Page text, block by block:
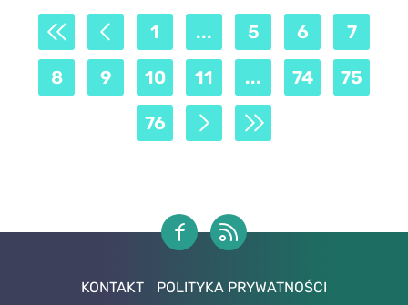
1 ... 5 6 7
8 9 10 11 ... 74 75
76
KONTAKT POLITYKA PRYWATNOŚCI